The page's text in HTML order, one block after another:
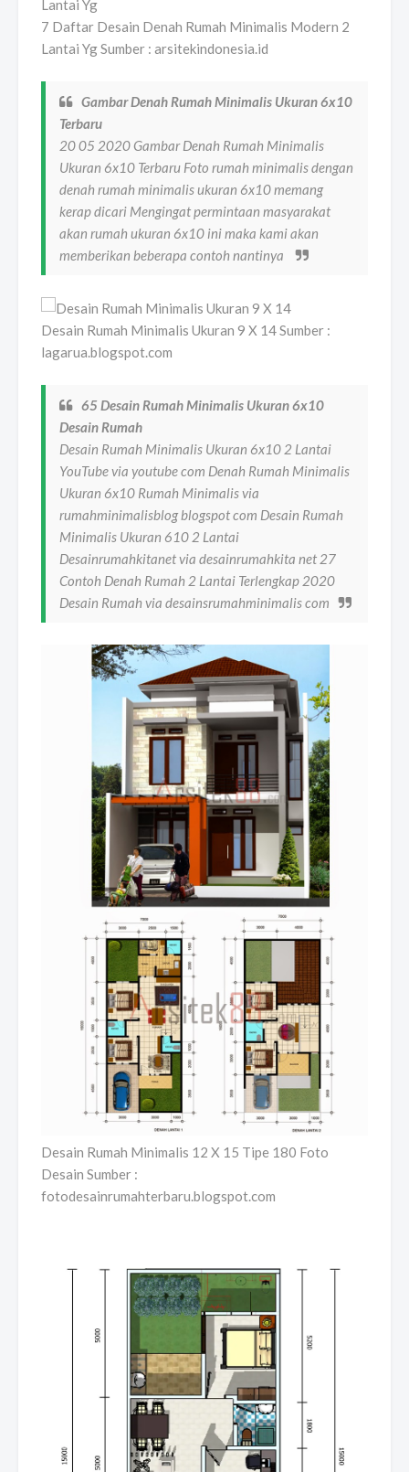
7 Daftar Desain Denah Rumah Minimalis Modern 2
Lantai Yg Sumber : arsitekindonesia.id
Gambar Denah Rumah Minimalis Ukuran 6x10
Terbaru
20 05 2020 Gambar Denah Rumah Minimalis
Ukuran 6x10 Terbaru Foto rumah minimalis dengan
denah rumah minimalis ukuran 6x10 memang
kerap dicari Mengingat permintaan masyarakat
akan rumah ukuran 6x10 ini maka kami akan
memberikan beberapa contoh nantinya
Desain Rumah Minimalis Ukuran 9 X 14 Sumber :
lagarua.blogspot.com
65 Desain Rumah Minimalis Ukuran 6x10
Desain Rumah
Desain Rumah Minimalis Ukuran 6x10 2 Lantai
YouTube via youtube com Denah Rumah Minimalis
Ukuran 6x10 Rumah Minimalis via
rumahminimalisblog blogspot com Desain Rumah
Minimalis Ukuran 610 2 Lantai
Desainrumahkitanet via desainrumahkita net 27
Contoh Denah Rumah 2 Lantai Terlengkap 2020
Desain Rumah via desainsrumahminimalis com
Desain Rumah Minimalis 12 X 15 Tipe 180 Foto
Desain Sumber :
fotodesainrumahterbaru.blogspot.com